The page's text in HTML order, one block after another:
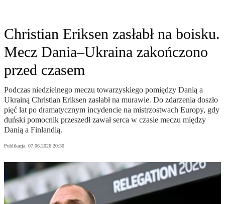
Christian Eriksen zasłabł na boisku.
Mecz Dania–Ukraina zakończono
przed czasem
Podczas niedzielnego meczu towarzyskiego pomiędzy Danią a
Ukrainą Christian Eriksen zasłabł na murawie. Do zdarzenia doszło
pięć lat po dramatycznym incydencie na mistrzostwach Europy, gdy
duński pomocnik przeszedł zawał serca w czasie meczu między
Danią a Finlandią.
Publikacja: 07.06.2026 20:30